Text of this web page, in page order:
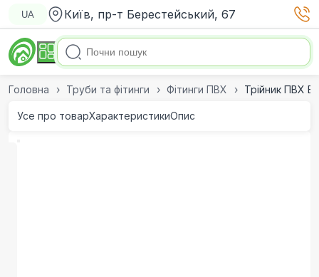
UA Київ, пр-т Берестейський, 67
Головна Труби та фітинги Фітинги ПВХ Трійник ПВХ
Усе про товарХарактеристикиОпис